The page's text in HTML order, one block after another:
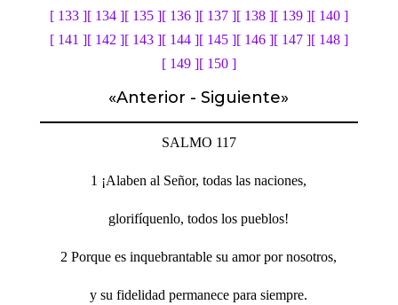
[ 133 ][ 134 ][ 135 ][ 136 ][ 137 ][ 138 ][ 139 ][ 140 ]
[ 141 ][ 142 ][ 143 ][ 144 ][ 145 ][ 146 ][ 147 ][ 148 ]
[ 149 ][ 150 ]
«Anterior -Siguiente»
SALMO 117
1 ¡Alaben al Señor, todas las naciones,
glorifíquenlo, todos los pueblos!
2 Porque es inquebrantable su amor por nosotros,
y su fidelidad permanece para siempre.